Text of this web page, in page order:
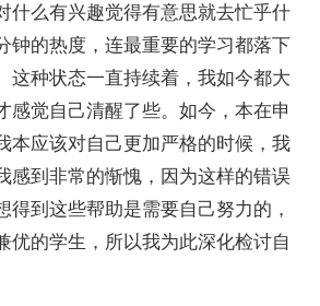
什么有兴趣觉得有意思就去忙乎什
钟的热度，连最重要的学习都落下
这种状态一直持续着，我如今都大
感觉自己清醒了些。如今，本在申
本应该对自己更加严格的时候，我
感到非常的惭愧，因为这样的错误
得到这些帮助是需要自己努力的，
优的学生，所以我为此深化检讨自